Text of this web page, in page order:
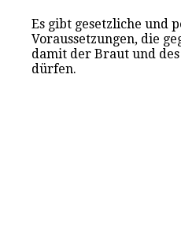
Es gibt gesetzliche und
Voraussetzungen, die
damit der Braut und
dürfen.